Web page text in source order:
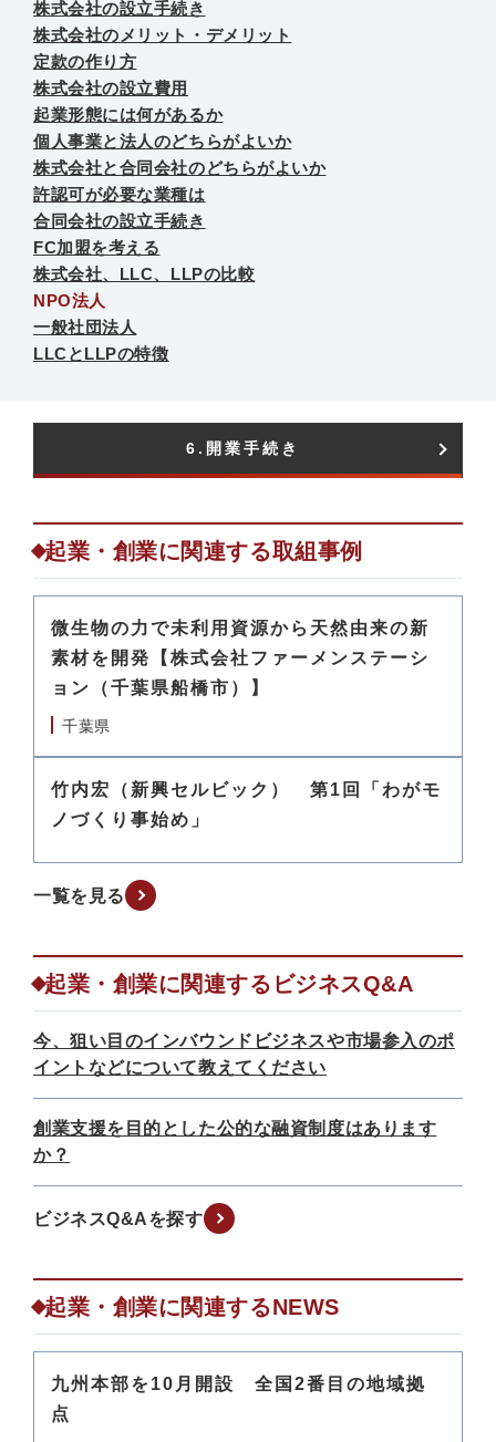
株式会社の設立手続き
株式会社のメリット・デメリット
定款の作り方
株式会社の設立費用
起業形態には何があるか
個人事業と法人のどちらがよいか
株式会社と合同会社のどちらがよいか
許認可が必要な業種は
合同会社の設立手続き
FC加盟を考える
株式会社、LLC、LLPの比較
NPO法人
一般社団法人
LLCとLLPの特徴
6.開業手続き​
起業・創業に関連する取組事例
微生物の力で未利用資源から天然由来の新
素材を開発【株式会社ファーメンステーシ
ョン（千葉県船橋市）】
千葉県
竹内宏（新興セルビック） 第1回「わがモ
ノづくり事始め」
一覧を見る
起業・創業に関連するビジネスQ&A
今、狙い目のインバウンドビジネスや市場参入のポ
イントなどについて教えてください
創業支援を目的とした公的な融資制度はあります
か？
ビジネスQ&Aを探す
起業・創業に関連するNEWS
九州本部を10月開設 全国2番目の地域拠
点